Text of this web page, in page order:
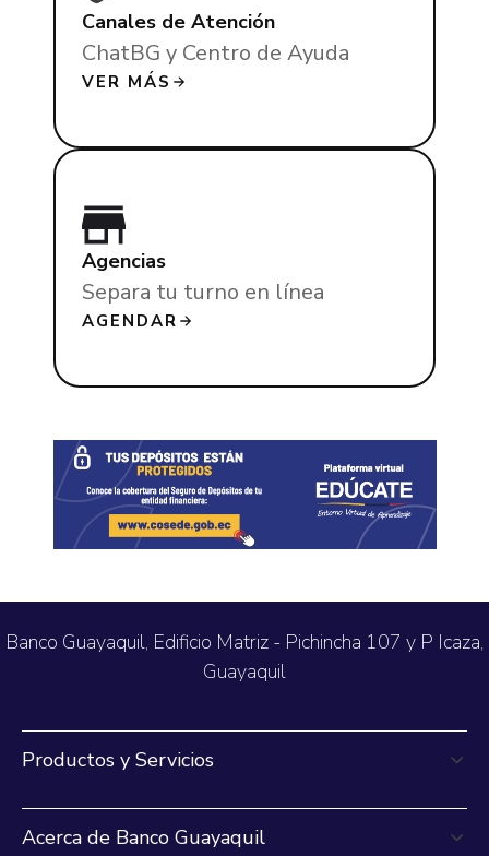
Canales de Atención
ChatBG y Centro de Ayuda
VER MÁS
Agencias
Separa tu turno en línea
AGENDAR
Banco Guayaquil, Edificio Matriz - Pichincha 107 y P Icaza,
Guayaquil
Productos y Servicios
Acerca de Banco Guayaquil